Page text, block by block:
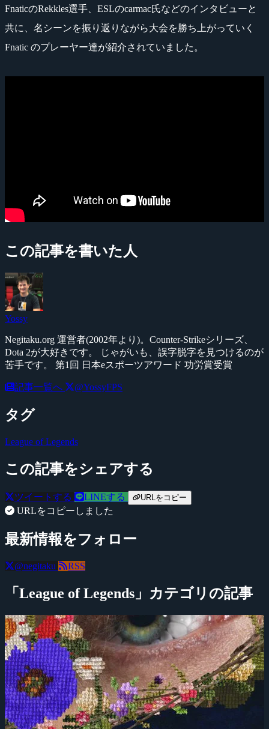
FnaticのRekkles選手、ESLのcarmac氏などのインタビューと
共に、名シーンを振り返りながら大会を勝ち上がっていく
Fnatic のプレーヤー達が紹介されていました。
この記事を書いた人
Yossy
Negitaku.org 運営者(2002年より)。Counter-Strikeシリーズ、
Dota 2が大好きです。 じゃがいも、誤字脱字を見つけるのが
苦手です。 第1回 日本eスポーツアワード 功労賞受賞
記事一覧へ @YossyFPS
タグ
League of Legends
この記事をシェアする
ツイートする LINEする URLをコピー
URLをコピーしました
最新情報をフォロー
@negitaku RSS
「League of Legends」カテゴリの記事